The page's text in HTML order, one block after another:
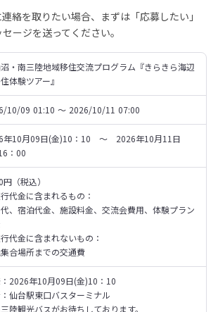
絡を取りたい場合、まずは「応募したい」
ージを送ってください。
・南三陸地域移住交流プログラム『きらきら海辺
体験ツアー』
10/09 01:10 〜 2026/10/11 07:00
年10月09日(金)10：10　～　2026年10月11日
：00
（税込）
代金に含まれるもの：
、宿泊代金、施設料金、交流会費用、体験プラン
代金に含まれないもの：
合場所までの交通費
2026年10月09日(金)10：10
仙台駅東口バスターミナル
陸観光バスがお待ちしております。